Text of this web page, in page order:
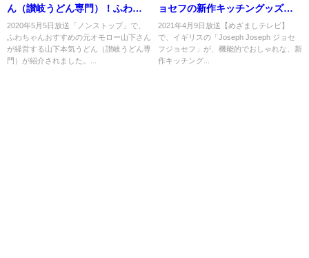
ん（讃岐うどん専門）！ふわち
ゃんおすすめ！
2020年5月5日放送「ノンストップ」で、
ふわちゃんおすすめの元オモロー山下さん
が経営する山下本気うどん（讃岐うどん専
門）が紹介されました。...
ョセフの新作キッチングッズと
は？お取り寄せは？4月9日
2021年4月9日放送【めざましテレビ】
で、イギリスの「Joseph Joseph ジョセ
フジョセフ」が、機能的でおしゃれな、新
作キッチング...